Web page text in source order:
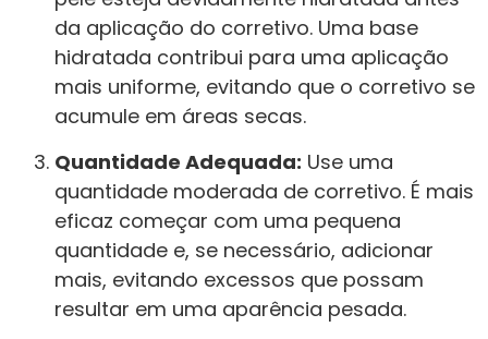
da aplicação do corretivo. Uma base
hidratada contribui para uma aplicação
mais uniforme, evitando que o corretivo se
acumule em áreas secas.
Quantidade Adequada: Use uma
quantidade moderada de corretivo. É mais
eficaz começar com uma pequena
quantidade e, se necessário, adicionar
mais, evitando excessos que possam
resultar em uma aparência pesada.